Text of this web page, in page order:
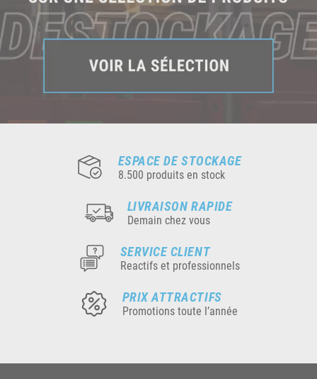
ESPACE DE STOCKAGE
8.500 produits en stock
LIVRAISON RAPIDE
Demain chez vous
SERVICE CLIENT
Reactifs et professionnels
PRIX ATTRACTIFS
Promotions toute l’année